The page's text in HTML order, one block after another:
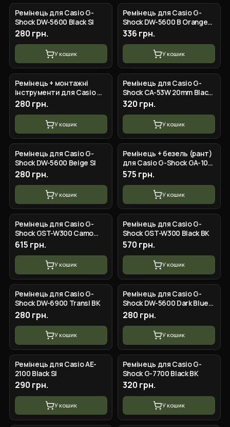
Ремінець для Casio G-
Shock DW-5600 Black SI
280 грн.
У кошик
Ремінець для Casio G-
Shock DW-5600 B Orange
BK
336 грн.
У кошик
Ремінець + монтажні
інструменти для Casio G-
Shock DW-
5600/5000/5030/5025/5700,
GW-5000/6900, GLS-M56
280 грн.
У кошик
Ремінець для Casio G-
Shock CA-53W 20mm Black
RG
320 грн.
У кошик
Ремінець для Casio G-
Shock DW-5600 Beige SI
280 грн.
У кошик
Ремінець + безель (рант)
для Casio G-Shock GA-100
Dark Blue-Glossy SI
575 грн.
У кошик
Ремінець для Casio G-
Shock GST-W300 Camo
Brown BK
615 грн.
У кошик
Ремінець для Casio G-
Shock GST-W300 Black BK
570 грн.
У кошик
Ремінець для Casio G-
Shock DW-6900 Transl BK
280 грн.
У кошик
Ремінець для Casio G-
Shock DW-5600 Dark Blue
SI
280 грн.
У кошик
Ремінець для Casio AE-
2100 Black SI
290 грн.
У кошик
Ремінець для Casio G-
Shock G-7700 Black BK
320 грн.
У кошик